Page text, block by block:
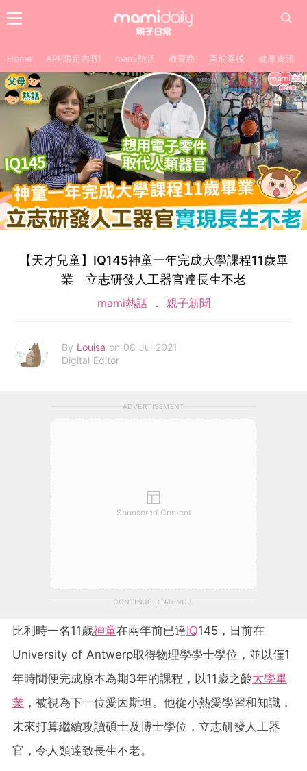
Home APP限定內容! mami熱話 教育路 產前產後 健康資訊
【天才兒童】IQ145神童一年完成大學課程11歲畢
業 立志研發人工器官達長生不老
mami熱話 親子新聞
By Louisa on 08 Jul 2021
Digital Editor
ADVERTISEMENT
Sponsored Content
CONTINUE READING
比利時一名11歲神童在兩年前已達IQ145，日前在
University of Antwerp取得物理學學士學位，並以僅1
年時間便完成原本為期3年的課程，以11歲之齡大學畢
業 ，被視為下一位愛因斯坦。他從小熱愛學習和知識，
未來打算繼續攻讀碩士及博士學位，立志研發人工器
官，令人類達致長生不老。